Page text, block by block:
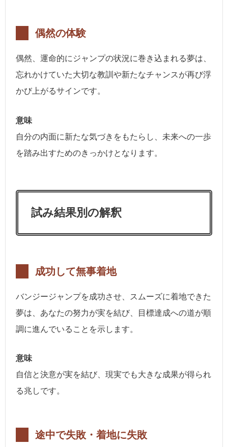
偶然の体験
偶然、運命的にジャンプの状況に巻き込まれる夢は、
忘れかけていた大切な教訓や新たなチャンスが再び浮
かび上がるサインです。
意味
自分の内面に新たな気づきをもたらし、未来への一歩
を踏み出すためのきっかけとなります。
試み結果別の解釈
成功して無事着地
バンジージャンプを成功させ、スムーズに着地できた
夢は、あなたの努力が実を結び、目標達成への道が順
調に進んでいることを示します。
意味
自信と決意が実を結び、現実でも大きな成果が得られ
る兆しです。
途中で失敗・着地に失敗